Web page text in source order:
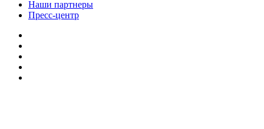
Наши партнеры
Пресс-центр